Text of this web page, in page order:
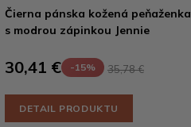
Čierna pánska kožená peňaženka
s modrou zápinkou Jennie
30,41 € -15% 35,78 €
DETAIL PRODUKTU